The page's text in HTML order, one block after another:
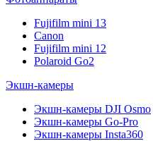
Fujifilm mini 13
Canon
Fujifilm mini 12
Polaroid Go2
Экшн-камеры
Экшн-камеры DJI Osmo
Экшн-камеры Go-Pro
Экшн-камеры Insta360